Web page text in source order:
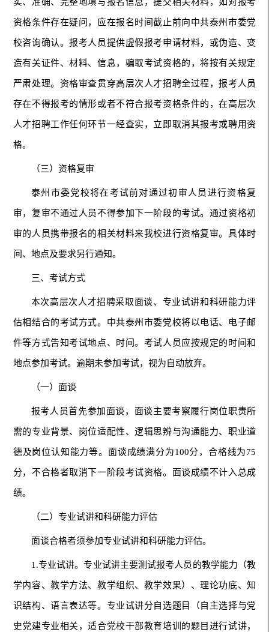
实、准确、完整地填写报名信息，提交相关材料，如对报考
资格条件存在疑问，应在报名时间截止前向中共泰州市委党
校咨询确认。报考人员提供虚假报考申请材料，或伪造、变
造有关证件、材料、信息，骗取考试资格的，将按有关规定
严肃处理。资格审查贯穿高层次人才招聘全过程，报考人员
存在不得报考的情形或者不符合报考资格条件的，在高层次
人才招聘工作任何环节一经查实，立即取消其报考或聘用资
格。
（三）资格复审
泰州市委党校将在考试前对通过初审人员进行资格复
审，复审不通过人员不得参加下一阶段的考试。通过资格初
审的人员携带报名的相关材料来我校进行资格复审。具体时
间、地点及要求另行通知。
三、考试方式
本次高层次人才招聘采取面谈、专业试讲和科研能力评
估相结合的考试方式。中共泰州市委党校将以电话、电子邮
件等方式告知考试地点、时间。考试人员应按规定的时间和
地点参加考试。逾期未参加考试，视为自动放弃。
（一）面谈
报考人员首先参加面谈，面谈主要考察履行岗位职责所
需的专业背景、岗位适配性、逻辑思辨与沟通能力、职业道
德及岗位认知能力等。面谈成绩满分为100分，合格线为75
分，不合格者取消下一阶段考试资格。面谈成绩不计入总成
绩。
（二）专业试讲和科研能力评估
面谈合格者须参加专业试讲和科研能力评估。
1.专业试讲。专业试讲主要测试报考人员的教学能力（教
学内容、教学方法、教学组织、教学效果）、理论功底、知
识结构、语言表达等。专业试讲分自选题目（自主选择与党
史党建专业相关，适合党校干部教育培训的题目进行试讲，